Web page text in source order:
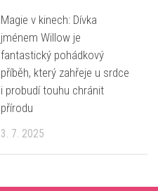
Magie v kinech: Dívka
jménem Willow je
fantastický pohádkový
příběh, který zahřeje u srdce
i probudí touhu chránit
přírodu
3. 7. 2025